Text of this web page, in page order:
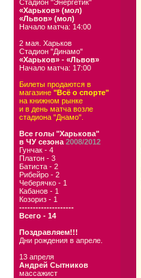
Стадион "Энергетик"
«Харьков» (мол)
«Львов» (мол)
Начало матча: 14:00
2 мая. Харьков
Стадион "Динамо"
«Харьков» - «Львов»
Начало матча: 17:00
Билеты продаются в
магазине "Всё о спорте"
на книжном рынке
и в день матча возле
стадиона "Днамо".
Все голы "Харькова"
в ЧУ сезона 2008/2012
Гунчак - 4
Платон - 3
Батиста - 2
Рибейро - 2
Чеберячко - 1
Кабанов - 1
Козориз - 1
--------------------
Всего - 14
Поздравляем!!!
Дни рождения в апреле.
13 апреля
Андрей Сытников
массажист